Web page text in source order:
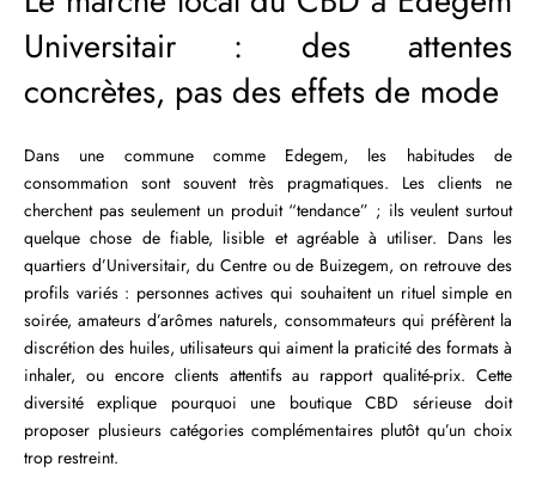
Universitair : des attentes
concrètes, pas des effets de mode
Dans une commune comme Edegem, les habitudes de
consommation sont souvent très pragmatiques. Les clients ne
cherchent pas seulement un produit “tendance” ; ils veulent surtout
quelque chose de fiable, lisible et agréable à utiliser. Dans les
quartiers d’Universitair, du Centre ou de Buizegem, on retrouve des
profils variés : personnes actives qui souhaitent un rituel simple en
soirée, amateurs d’arômes naturels, consommateurs qui préfèrent la
discrétion des huiles, utilisateurs qui aiment la praticité des formats à
inhaler, ou encore clients attentifs au rapport qualité-prix. Cette
diversité explique pourquoi une boutique CBD sérieuse doit
proposer plusieurs catégories complémentaires plutôt qu’un choix
trop restreint.